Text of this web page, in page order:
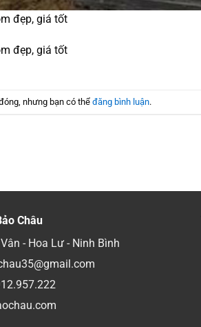
đẹp, giá tốt
đẹp, giá tốt
nhưng bạn có thể đăng bình luận.
Châu
- Hoa Lư - Ninh Bình